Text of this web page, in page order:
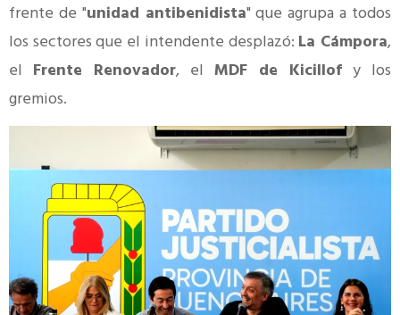
frente de "unidad antibenidista" que agrupa a todos
los sectores que el intendente desplazó: La Cámpora,
el Frente Renovador, el MDF de Kicillof y los
gremios.